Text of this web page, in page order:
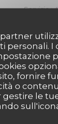
personali.
fornire
o
gestire le
Servizio:
Servizio : 4